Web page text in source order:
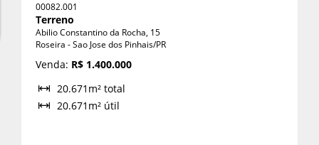
00082.001
Terreno
Abilio Constantino da Rocha, 15
Roseira - Sao Jose dos Pinhais/PR
Venda: R$ 1.400.000
20.671m² total
20.671m² útil